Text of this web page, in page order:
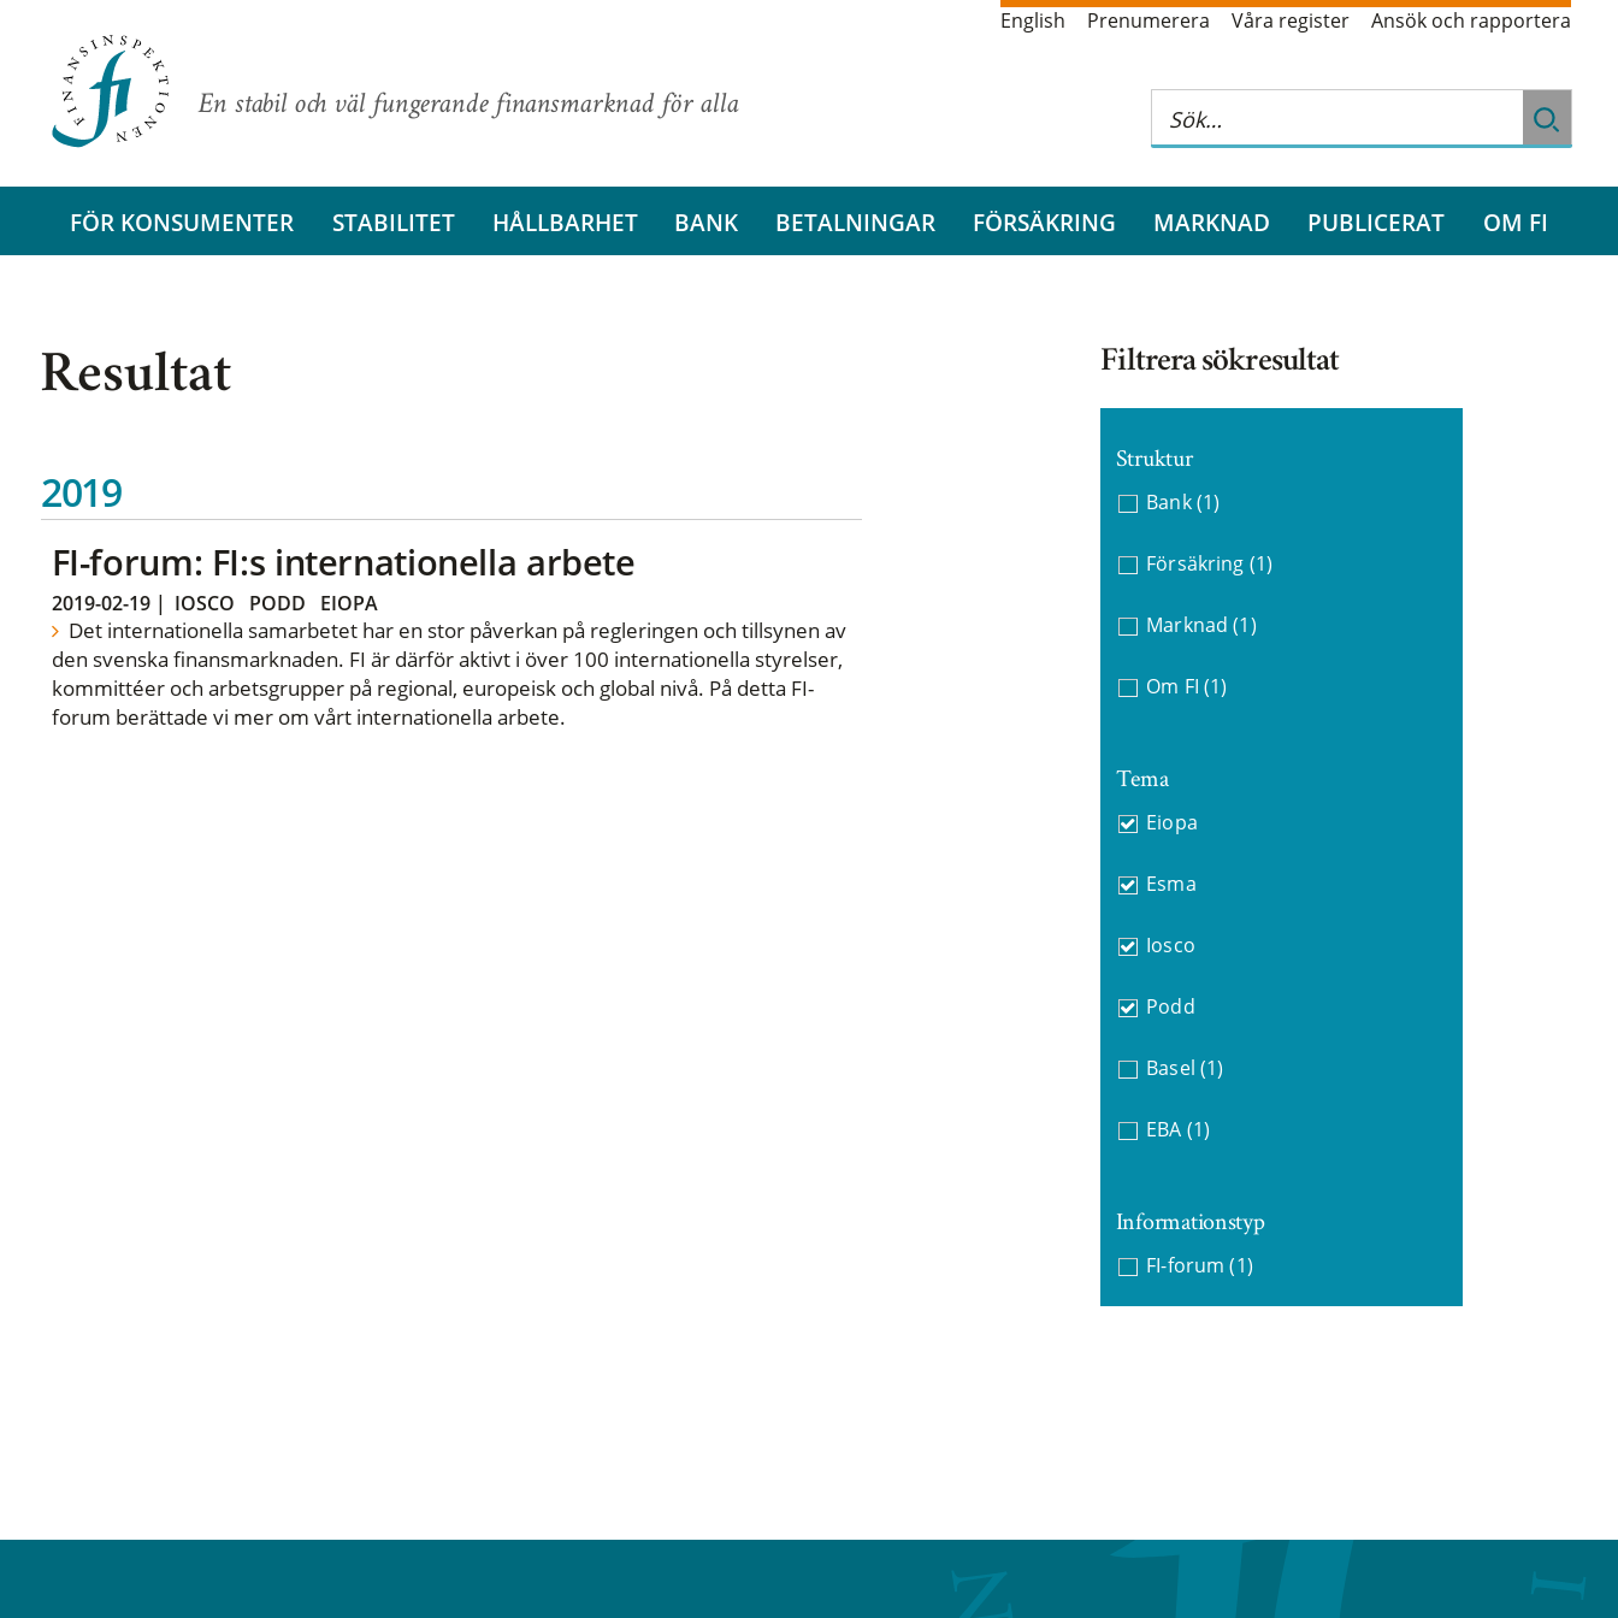
En stabil och väl fungerande finansmarknad för alla
English Prenumerera Våra register Ansök och rapportera
FÖR KONSUMENTER STABILITET HÅLLBARHET BANK BETALNINGAR FÖRSÄKRING MARKNAD PUBLICERAT OM FI
Resultat
2019
FI-forum: FI:s internationella arbete
2019-02-19| IOSCO PODD EIOPA
Det internationella samarbetet har en stor påverkan på regleringen och tillsynen av
den svenska finansmarknaden. FI är därför aktivt i över 100 internationella styrelser,
kommittéer och arbetsgrupper på regional, europeisk och global nivå. På detta FI-
forum berättade vi mer om vårt internationella arbete.
Filtrera sökresultat
Struktur
Bank (1)
Försäkring (1)
Marknad (1)
Om FI (1)
Tema
Eiopa
Esma
Iosco
Podd
Basel (1)
EBA (1)
Informationstyp
FI-forum (1)